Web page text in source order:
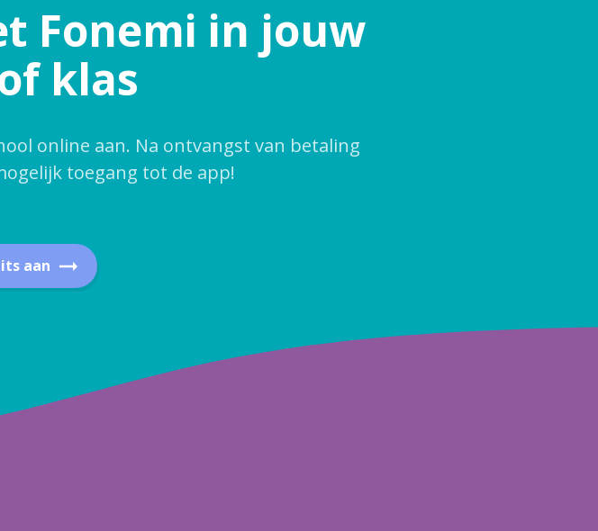
Fonemi in jouw
klas
online aan. Na ontvangst van betaling
toegang tot de app!
aan